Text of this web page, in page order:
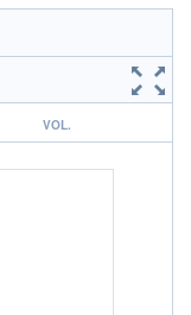
VOL.